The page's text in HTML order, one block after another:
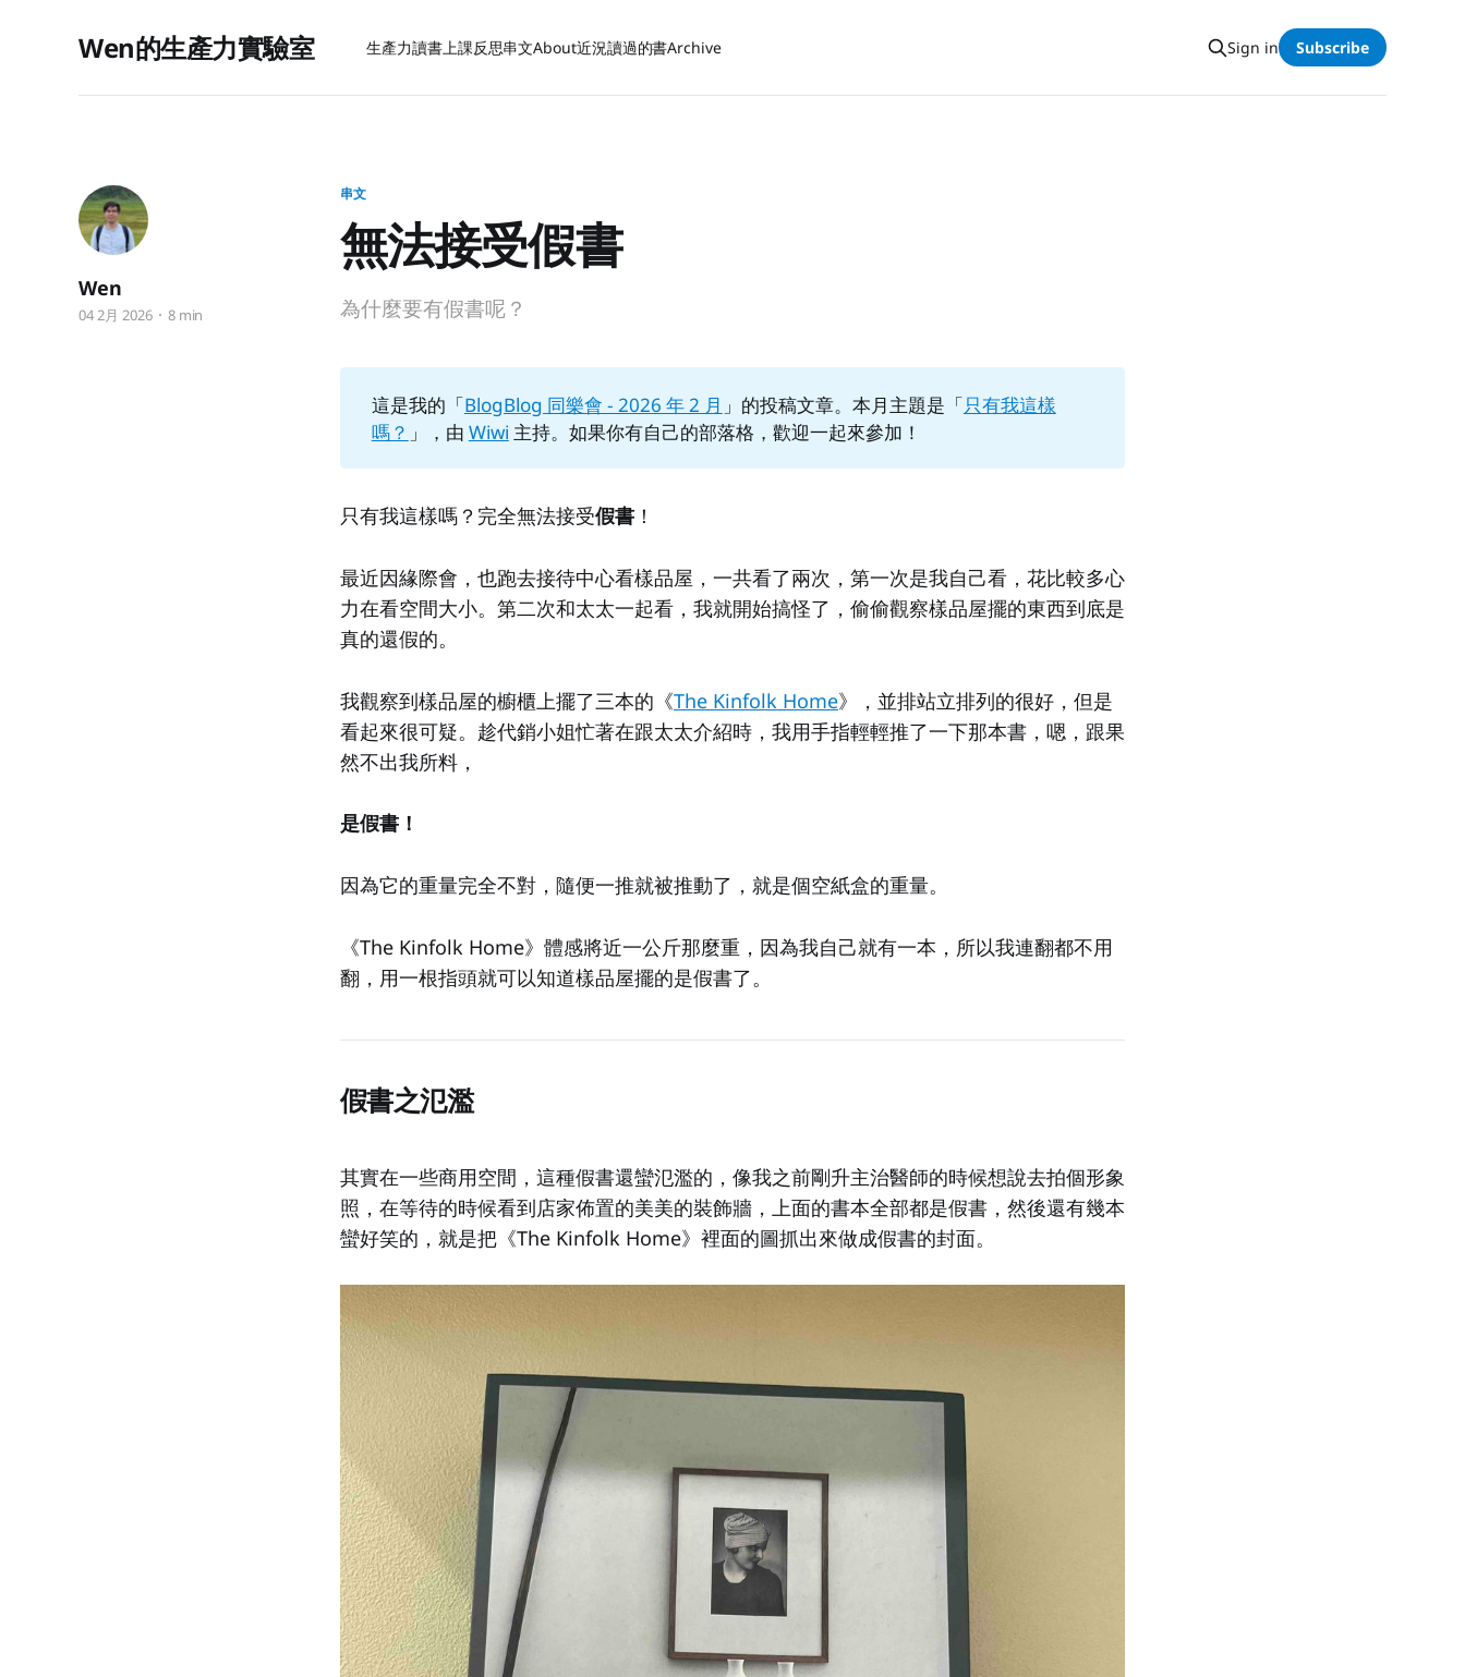
Wen的生產力實驗室 生產力讀書上課反思串文About近況讀過的書Archive Sign in Subscribe
串文
無法接受假書
為什麼要有假書呢？
Wen
04 2月 2026 8 min
這是我的「BlogBlog 同樂會 - 2026 年 2 月 」的投稿文章。本月主題是「只有我這樣
嗎？ 」，由 Wiwi 主持。如果你有自己的部落格，歡迎一起來參加！
只有我這樣嗎？完全無法接受假書 ！
最近因緣際會，也跑去接待中心看樣品屋，一共看了兩次，第一次是我自己看，花比較多心
力在看空間大小。第二次和太太一起看，我就開始搞怪了，偷偷觀察樣品屋擺的東西到底是
真的還假的。
我觀察到樣品屋的櫥櫃上擺了三本的《The Kinfolk Home》，並排站立排列的很好，但是
看起來很可疑。趁代銷小姐忙著在跟太太介紹時，我用手指輕輕推了一下那本書，嗯，跟果
然不出我所料，
是假書！
因為它的重量完全不對，隨便一推就被推動了，就是個空紙盒的重量。
《The Kinfolk Home》體感將近一公斤那麼重，因為我自己就有一本，所以我連翻都不用
翻，用一根指頭就可以知道樣品屋擺的是假書了。
假書之氾濫
其實在一些商用空間，這種假書還蠻氾濫的，像我之前剛升主治醫師的時候想說去拍個形象
照，在等待的時候看到店家佈置的美美的裝飾牆，上面的書本全部都是假書，然後還有幾本
蠻好笑的，就是把《The Kinfolk Home》裡面的圖抓出來做成假書的封面。